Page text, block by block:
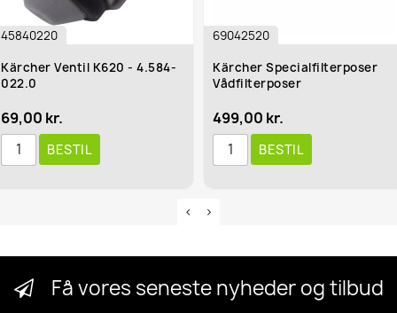
45840220
Kärcher Ventil K620 - 4.584-
022.0
69,00 kr.
BESTIL
69042520
Kärcher Specialfilterposer
Vådfilterposer
499,00 kr.
BESTIL
Få vores seneste nyheder og tilbud